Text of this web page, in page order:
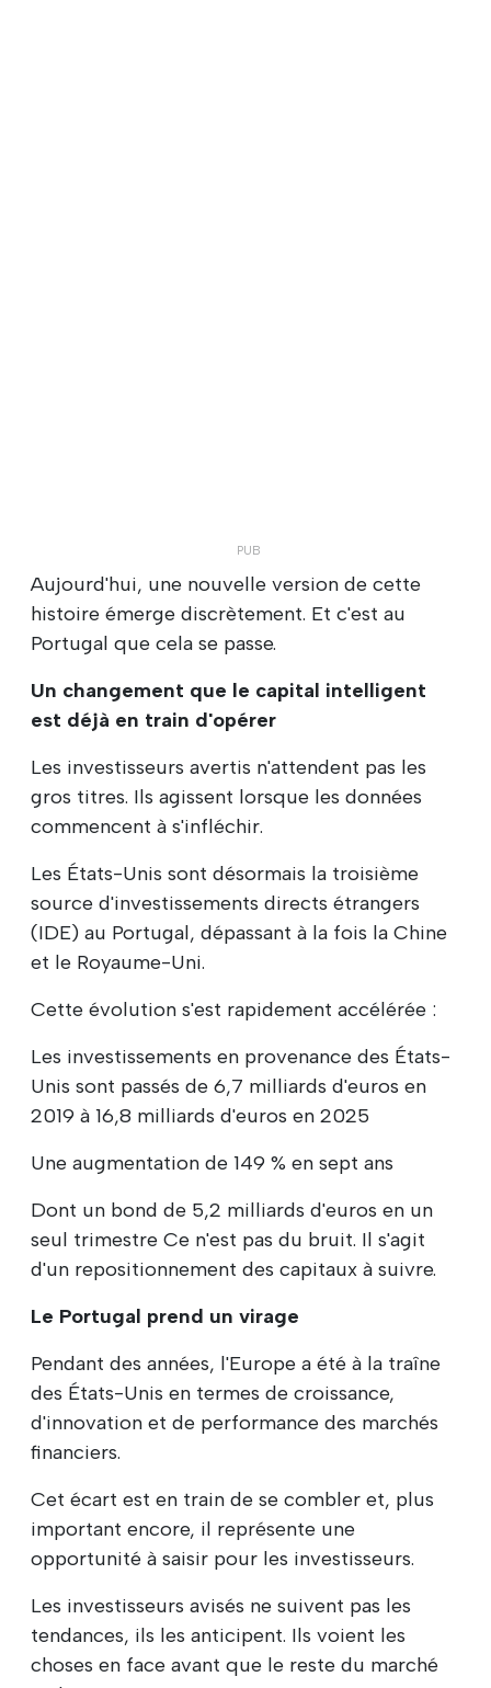
Aujourd'hui, une nouvelle version de cette
histoire émerge discrètement. Et c'est au
Portugal que cela se passe.
Un changement que le capital intelligent
est déjà en train d'opérer
Les investisseurs avertis n'attendent pas les
gros titres. Ils agissent lorsque les données
commencent à s'infléchir.
Les États-Unis sont désormais la troisième
source d'investissements directs étrangers
(IDE) au Portugal, dépassant à la fois la Chine
et le Royaume-Uni.
Cette évolution s'est rapidement accélérée :
Les investissements en provenance des États-
Unis sont passés de 6,7 milliards d'euros en
2019 à 16,8 milliards d'euros en 2025
Une augmentation de 149 % en sept ans
Dont un bond de 5,2 milliards d'euros en un
seul trimestre Ce n'est pas du bruit. Il s'agit
d'un repositionnement des capitaux à suivre.
Le Portugal prend un virage
Pendant des années, l'Europe a été à la traîne
des États-Unis en termes de croissance,
d'innovation et de performance des marchés
financiers.
Cet écart est en train de se combler et, plus
important encore, il représente une
opportunité à saisir pour les investisseurs.
Les investisseurs avisés ne suivent pas les
tendances, ils les anticipent. Ils voient les
choses en face avant que le reste du marché